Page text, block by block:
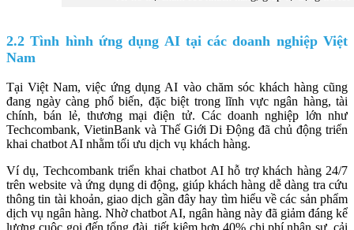
2.2 Tình hình ứng dụng AI tại các doanh nghiệp Việt
Nam
Tại Việt Nam, việc ứng dụng AI vào chăm sóc khách hàng cũng
đang ngày càng phổ biến, đặc biệt trong lĩnh vực ngân hàng, tài
chính, bán lẻ, thương mại điện tử. Các doanh nghiệp lớn như
Techcombank, VietinBank và Thế Giới Di Động đã chủ động triển
khai chatbot AI nhằm tối ưu dịch vụ khách hàng.
Ví dụ, Techcombank triển khai chatbot AI hỗ trợ khách hàng 24/7
trên website và ứng dụng di động, giúp khách hàng dễ dàng tra cứu
thông tin tài khoản, giao dịch gần đây hay tìm hiểu về các sản phẩm
dịch vụ ngân hàng. Nhờ chatbot AI, ngân hàng này đã giảm đáng kể